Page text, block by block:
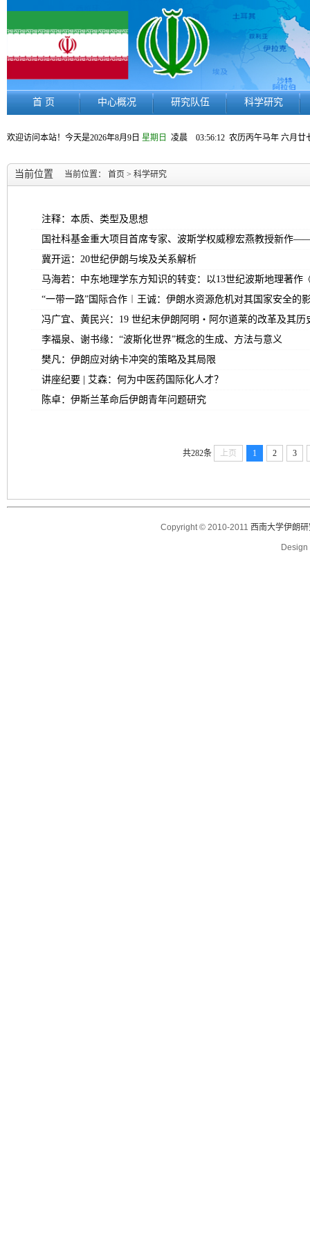
首 页 中心概况 研究队伍 科学研究
欢迎访问本站！今天是2026年8月9日 星期日 凌晨 03:56:12 农历丙午马年 六月廿
当前位置 当前位置： 首页 > 科学研究
注释：本质、类型及思想
国社科基金重大项目首席专家、波斯学权威穆宏燕教授新作
冀开运：20世纪伊朗与埃及关系解析
马海若：中东地理学东方知识的转变：以13世纪波斯地理著作
“一带一路”国际合作︱王诚：伊朗水资源危机对其国家安全的
冯广宜、黄民兴：19 世纪末伊朗阿明・阿尔道莱的改革及其历
李福泉、谢书缘：“波斯化世界”概念的生成、方法与意义
樊凡：伊朗应对纳卡冲突的策略及其局限
讲座纪要 | 艾森：何为中医药国际化人才？
陈卓：伊斯兰革命后伊朗青年问题研究
共282条 上页 1 2 3
Copyright © 2010-2011 西南大学伊朗